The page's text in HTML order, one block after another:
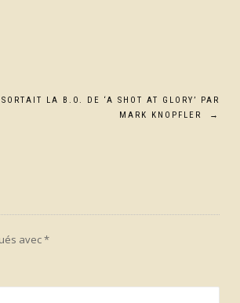
LA B.O. DE ‘A SHOT AT GLORY’ PAR
MARK KNOPFLER
→
avec*